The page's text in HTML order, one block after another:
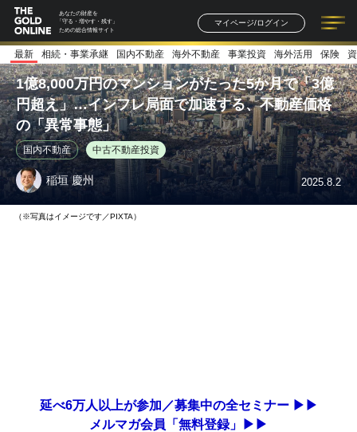
あなたの財産を
「守る・増やす・残す」
ための総合情報サイト
マイページ/ログイン
記事一覧 連載一覧
著者一覧 書籍一覧
最新 相続・事業承継 国内不動産 海外不動産 事業投資 海外活用 保険
1億8,000万円のマンションがたった5か月で「3億
円超え」…インフレ局面で加速する、不動産価格
の「異常事態」
国内不動産 中古不動産投資
稲垣 慶州 2025.8.2
（※写真はイメージです／PIXTA）
延べ6万人以上が参加／募集中の全セミナー ▶▶
メルマガ会員「無料登録」▶▶